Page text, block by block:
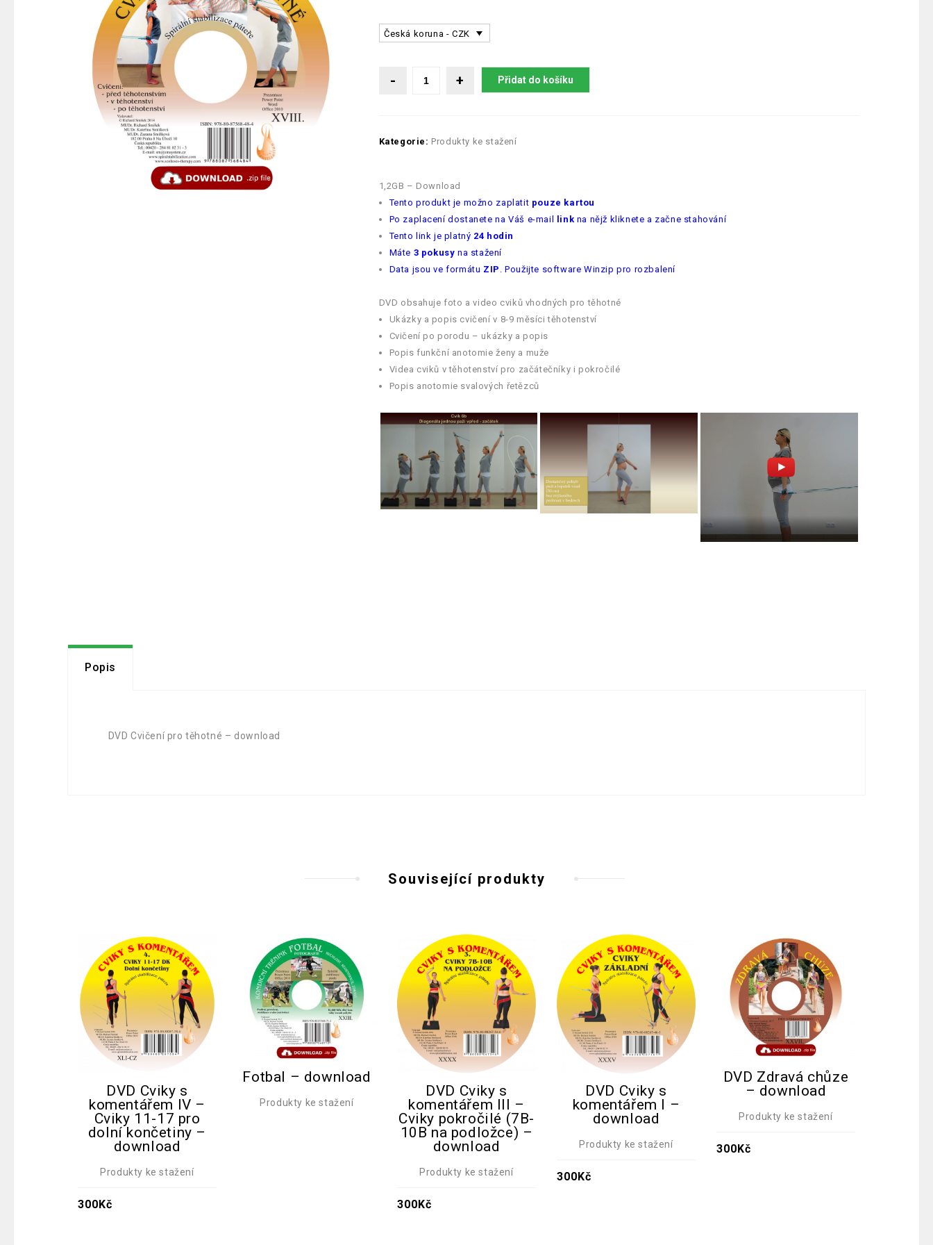
Česká koruna - CZK
Přidat do košíku
Kategorie: Produkty ke stažení
1,2GB – Download
Tento produkt je možno zaplatit pouze kartou
Po zaplacení dostanete na Váš e-mail link na nějž kliknete a začne stahování
Tento link je platný 24 hodin
Máte 3 pokusy na stažení
Data jsou ve formátu ZIP . Použijte software Winzip pro rozbalení
DVD obsahuje foto a video cviků vhodných pro těhotné
Ukázky a popis cvičení v 8-9 měsíci těhotenství
Cvičení po porodu – ukázky a popis
Popis funkční anotomie ženy a muže
Videa cviků v těhotenství pro začátečníky i pokročilé
Popis anotomie svalových řetězců
Popis
DVD Cvičení pro těhotné – download
Související produkty
DVD Cviky s
komentářem IV –
Cviky 11-17 pro
dolní končetiny –
download
Produkty ke stažení
300Kč
Fotbal – download
Produkty ke stažení
DVD Cviky s
komentářem III –
Cviky pokročilé (7B-
10B na podložce) –
download
Produkty ke stažení
300 Kč
DVD Cviky s
komentářem I –
download
Produkty ke stažení
300Kč
DVD Zdravá chůze
– download
Produkty ke stažení
300Kč